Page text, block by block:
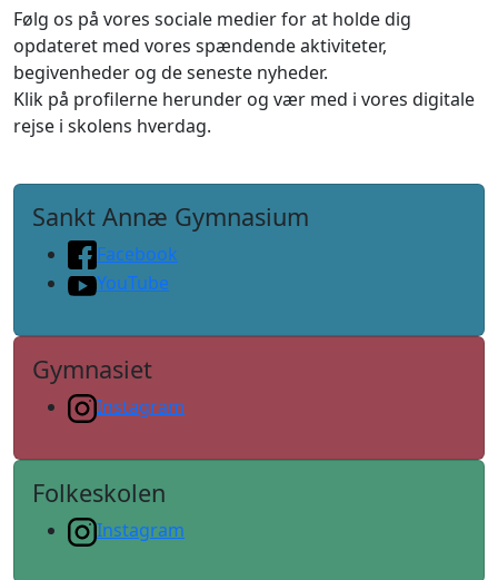
Følg os på vores sociale medier for at holde dig
opdateret med vores spændende aktiviteter,
begivenheder og de seneste nyheder.
Klik på profilerne herunder og vær med i vores digitale
rejse i skolens hverdag.
Sankt Annæ Gymnasium
Facebook
YouTube
Gymnasiet
Instagram
Folkeskolen
Instagram